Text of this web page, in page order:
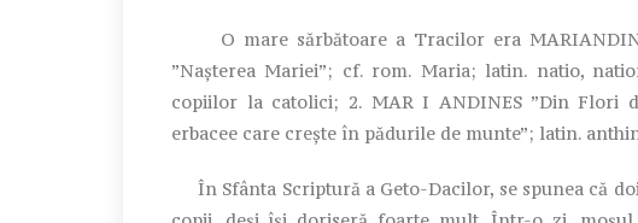
O mare sărbătoare a Tracilor era
”Nașterea Mariei”; cf. rom. Maria; latin. natio,
copiilor la catolici; 2. MAR I ANDINES ”Din Flori
erbacee care crește în pădurile de munte”; latin.
În Sfânta Scriptură a Geto-Dacilor, se spunea că